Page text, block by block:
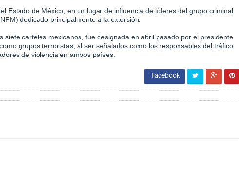
Estado de México, en un lugar de influencia de líderes del grupo criminal
dedicado principalmente a la extorsión.
siete carteles mexicanos, fue designada en abril pasado por el presidente
grupos terroristas, al ser señalados como los responsables del tráfico
de violencia en ambos países.
Facebook